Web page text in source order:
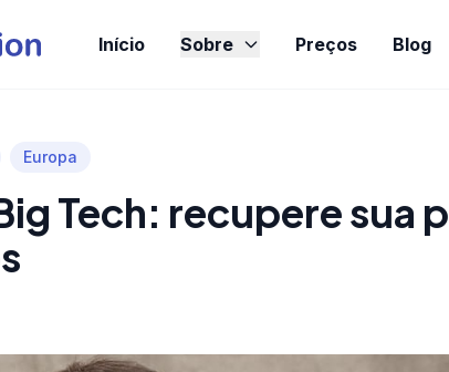
Início Sobre Preços Blog
Europa
Tech: recupere sua